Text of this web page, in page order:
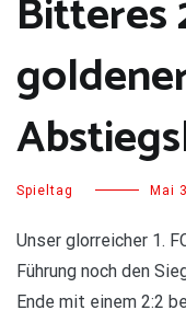
Bitteres
Spieltag Mai
Unser glorreicher 1.
Führung noch den
Ende mit einem 2:2